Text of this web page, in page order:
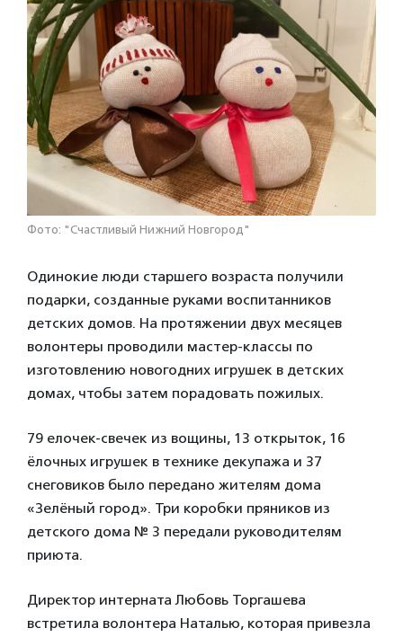
Фото: "Счастливый Нижний Новгород"
Одинокие люди старшего возраста получили
подарки, созданные руками воспитанников
детских домов. На протяжении двух месяцев
волонтеры проводили мастер-классы по
изготовлению новогодних игрушек в детских
домах, чтобы затем порадовать пожилых.
79 елочек-свечек из вощины, 13 открыток, 16
ёлочных игрушек в технике декупажа и 37
снеговиков было передано жителям дома
«Зелёный город». Три коробки пряников из
детского дома № 3 передали руководителям
приюта.
Директор интерната Любовь Торгашева
встретила волонтера Наталью, которая привезла